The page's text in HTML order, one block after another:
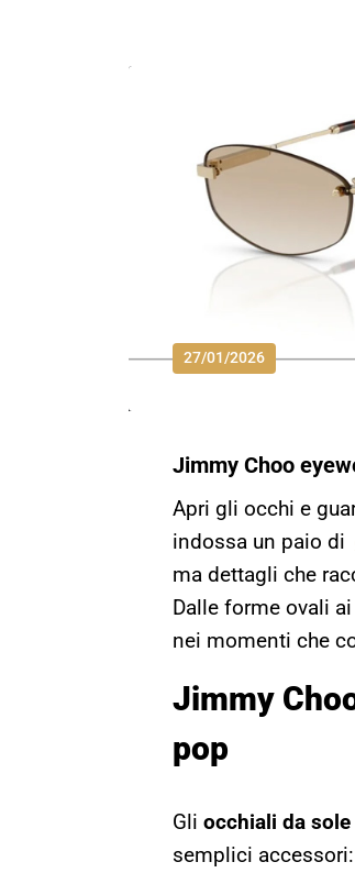
27/01/2026
Jimmy Choo
Apri gli occhi e
indossa un paio di
ma dettagli che
Dalle forme ovali
nei momenti che
Jimmy
pop
Gli occhiali da
semplici